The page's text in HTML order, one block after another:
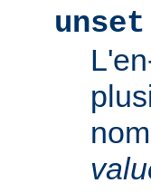
unset